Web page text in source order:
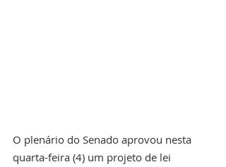
O plenário do Senado aprovou nesta
quarta-feira (4) um projeto de lei